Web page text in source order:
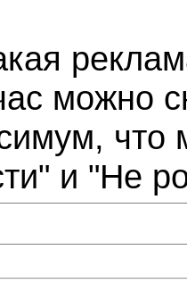
можно
что
и "Не